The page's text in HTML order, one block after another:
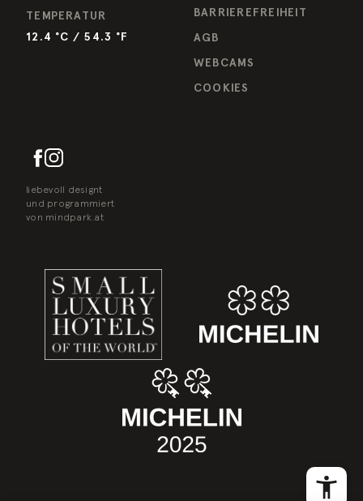
TEMPERATUR
12.4 °C / 54.3 °F
BARRIEREFREIHEIT
AGB
WEBCAMS
COOKIES
liebevoll designt
und programmiert
von mindpark.at